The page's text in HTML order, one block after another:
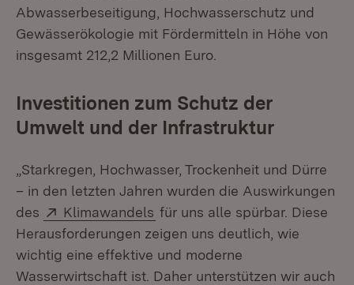
Abwasserbeseitigung, Hochwasserschutz und
Gewässerökologie mit Fördermitteln in Höhe von
insgesamt 212,2 Millionen Euro.
Investitionen zum Schutz der
Umwelt und der Infrastruktur
„Starkregen, Hochwasser, Trockenheit und Dürre
– in den letzten Jahren wurden die Auswirkungen
des
Extern:
Klimawandels (Öffnet in neuem Fenster)
für uns alle spürbar. Diese
Herausforderungen zeigen uns deutlich, wie
wichtig eine effektive und moderne
Wasserwirtschaft ist. Daher unterstützen wir auch